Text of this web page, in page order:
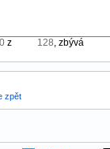
z , zbývá
zpět